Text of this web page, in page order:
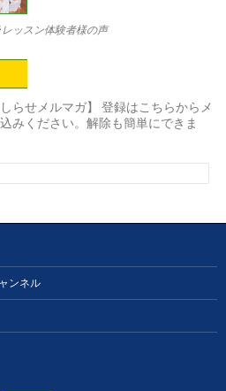
レッスン体験者様の声
らせメルマガ】 登録はこちらからメ
みください。解除も簡単にできま
ンネル